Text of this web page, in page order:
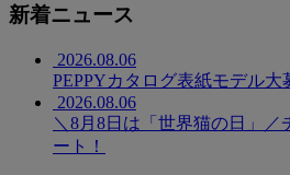
新着ニュース
2026.08.06
PEPPYカタログ表紙モデル大
2026.08.06
＼8月8日は「世界猫の日」／
ート！